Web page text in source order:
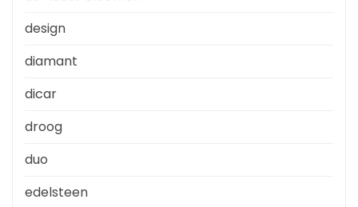
design
diamant
dicar
droog
duo
edelsteen